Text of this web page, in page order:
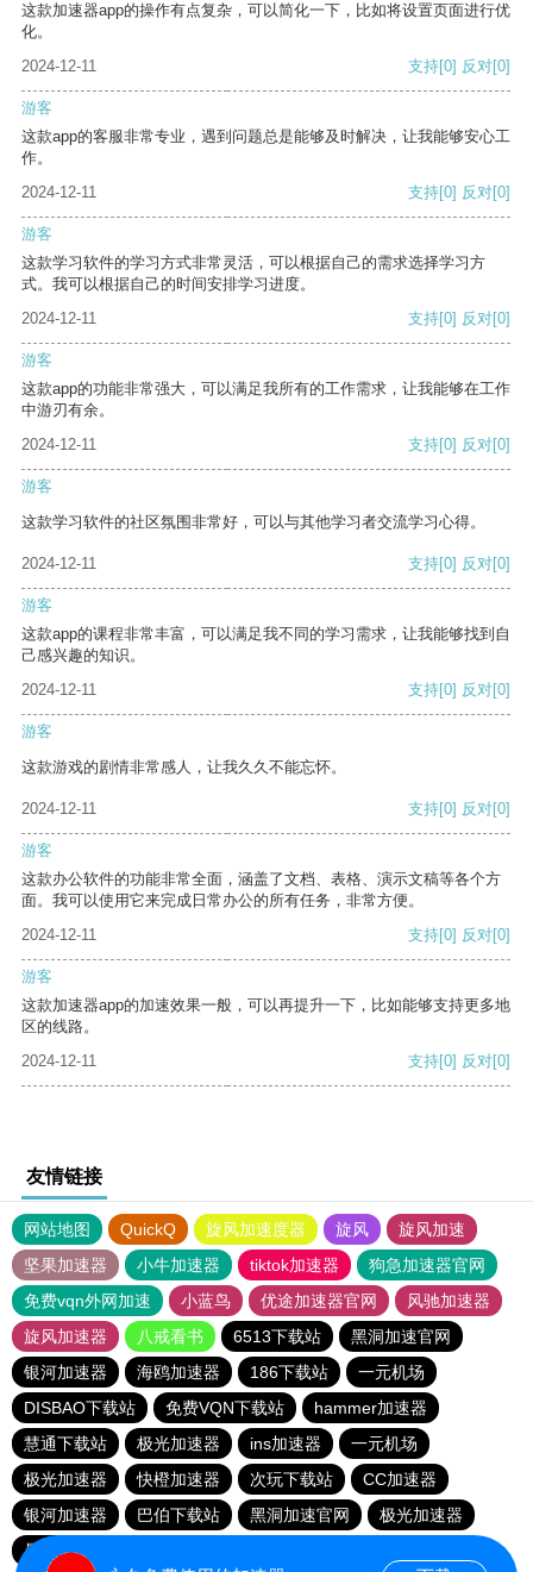
这款加速器app的操作有点复杂，可以简化一下，比如将设置页面进行优
化。
2024-12-11
支持[0] 反对[0]
游客
这款app的客服非常专业，遇到问题总是能够及时解决，让我能够安心工
作。
2024-12-11
支持[0] 反对[0]
游客
这款学习软件的学习方式非常灵活，可以根据自己的需求选择学习方
式。我可以根据自己的时间安排学习进度。
2024-12-11
支持[0] 反对[0]
游客
这款app的功能非常强大，可以满足我所有的工作需求，让我能够在工作
中游刃有余。
2024-12-11
支持[0] 反对[0]
游客
这款学习软件的社区氛围非常好，可以与其他学习者交流学习心得。
2024-12-11 支持[0] 反对[0]
游客
这款app的课程非常丰富，可以满足我不同的学习需求，让我能够找到自
己感兴趣的知识。
2024-12-11
支持[0] 反对[0]
游客
这款游戏的剧情非常感人，让我久久不能忘怀。
2024-12-11 支持[0] 反对[0]
游客
这款办公软件的功能非常全面，涵盖了文档、表格、演示文稿等各个方
面。我可以使用它来完成日常办公的所有任务，非常方便。
2024-12-11
支持[0] 反对[0]
游客
这款加速器app的加速效果一般，可以再提升一下，比如能够支持更多地
区的线路。
2024-12-11
支持[0] 反对[0]
友情链接
网站地图 QuickQ 旋风加速度器 旋风
旋风加速
坚果加速器
小牛加速器 tiktok加速器
狗急加速器官网
免费vqn外网加速
小蓝鸟 优途加速器官网
风驰加速器
旋风加速器
八戒看书 6513下载站
黑洞加速官网
银河加速器
海鸥加速器 186下载站
一元机场
DISBAO下载站
免费VQN下载站
hammer加速器
慧通下载站
极光加速器 ins加速器
一元机场
极光加速器
快橙加速器 次玩下载站
CC加速器
银河加速器
巴伯下载站 黑洞加速官网
极光加速器
暴雪vp